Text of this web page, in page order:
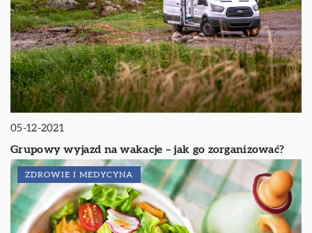
05-12-2021
Grupowy wyjazd na wakacje – jak go zorganizować?
ZDROWIE I MEDYCYNA